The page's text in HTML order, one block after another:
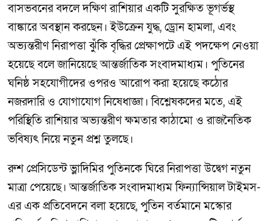
বাসভবনের বদলে দক্ষিণ রাশিয়ার একটি সুরক্ষিত ভূগর্ভস্থ
বাঙ্কারে অবস্থান করছেন। ইউক্রেন যুদ্ধ, ড্রোন হামলা, এবং
অভ্যন্তরীণ নিরাপত্তা ঝুঁকি বৃদ্ধির প্রেক্ষাপটে এই পদক্ষেপ নেওয়া
হয়েছে বলে জানিয়েছে আন্তর্জাতিক সংবাদমাধ্যম। পুতিনের
ঘনিষ্ঠ সহযোগীদের ওপরও আরোপ করা হয়েছে কঠোর
নজরদারি ও যোগাযোগ নিষেধাজ্ঞা। বিশ্লেষকদের মতে, এই
পরিস্থিতি রাশিয়ার অভ্যন্তরীণ ক্ষমতার কাঠামো ও রাজনৈতিক
ভবিষ্যৎ নিয়ে নতুন প্রশ্ন তুলছে।
রুশ প্রেসিডেন্ট ভ্লাদিমির পুতিনকে ঘিরে নিরাপত্তা উদ্বেগ নতুন
মাত্রা পেয়েছে। আন্তর্জাতিক সংবাদমাধ্যম ফিন্যান্সিয়াল টাইমস-
এর এক প্রতিবেদনে বলা হয়েছে, পুতিন বর্তমানে মস্কোর